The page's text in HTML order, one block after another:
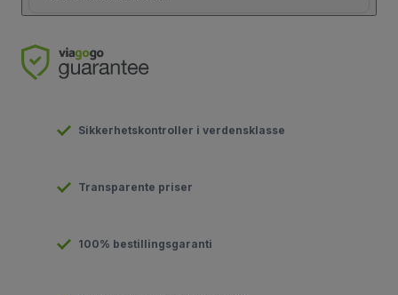
Sikkerhetskontroller i verdensklasse
Transparente priser
100% bestillingsgaranti